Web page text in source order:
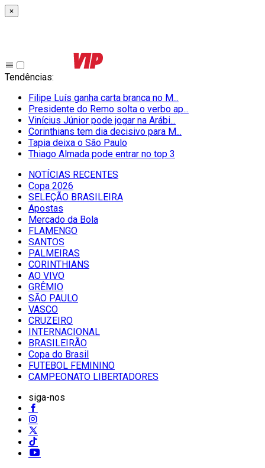
×
Tendências:
Filipe Luís ganha carta branca no M...
Presidente do Remo solta o verbo ap...
Vinícius Júnior pode jogar na Arábi...
Corinthians tem dia decisivo para M...
Tapia deixa o São Paulo
Thiago Almada pode entrar no top 3
NOTÍCIAS RECENTES
Copa 2026
SELEÇÃO BRASILEIRA
Apostas
Mercado da Bola
FLAMENGO
SANTOS
PALMEIRAS
CORINTHIANS
AO VIVO
GRÊMIO
SĀO PAULO
VASCO
CRUZEIRO
INTERNACIONAL
BRASILEIRÃO
Copa do Brasil
FUTEBOL FEMININO
CAMPEONATO LIBERTADORES
siga-nos